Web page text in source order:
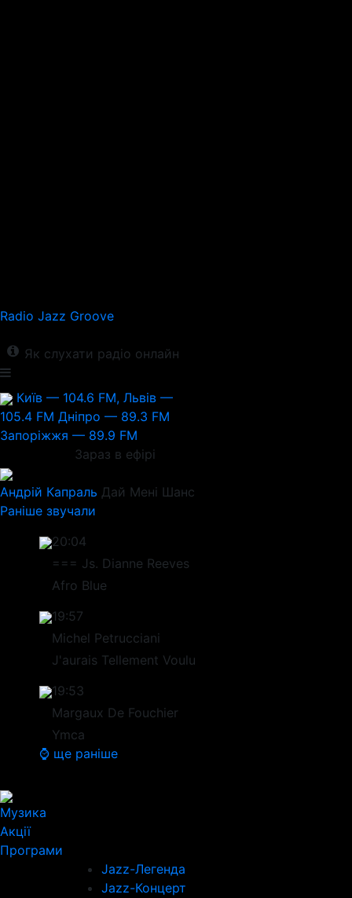
Radio Jazz Groove
Як слухати радіо онлайн
Київ — 104.6 FM, Львів —
105.4 FM Дніпро — 89.3 FM
Запоріжжя — 89.9 FM
Зараз в ефірі
Андрій Капраль Дай Мені Шанс
Раніше звучали
20:04
=== Js. Dianne Reeves
Afro Blue
19:57
Michel Petrucciani
J'aurais Tellement Voulu
19:53
Margaux De Fouchier
Ymca
⌚ ще раніше
Музика
Акції
Програми
Jazz-Легенда
Jazz-Концерт